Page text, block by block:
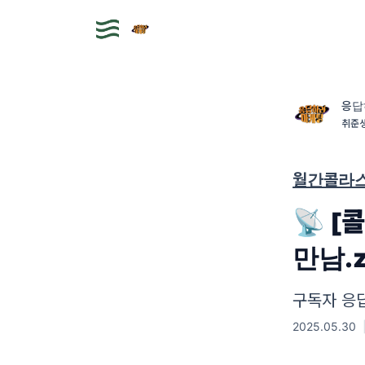
응
취준
월간콜라
📡 [
만남
구독자 응
2025.05.30